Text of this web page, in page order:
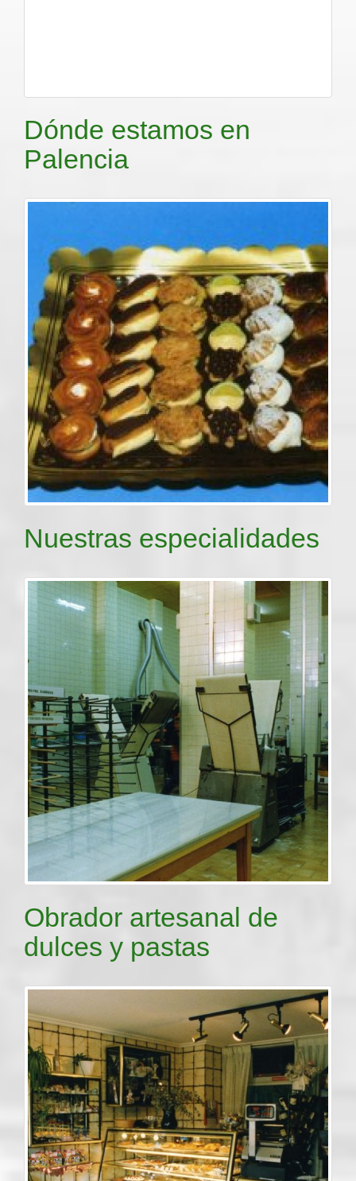
Dónde estamos en
Palencia
Nuestras especialidades
Obrador artesanal de
dulces y pastas